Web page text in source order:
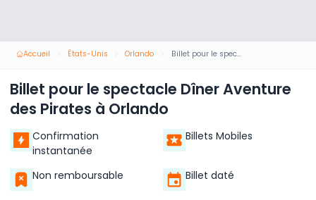
Accueil États-Unis Orlando Billet pour le spectacle Dîner Aventure des Pirates à Orlando
Billet pour le spectacle Dîner Aventure
des Pirates à Orlando
Confirmation
instantanée
Billets Mobiles
Non remboursable Billet daté